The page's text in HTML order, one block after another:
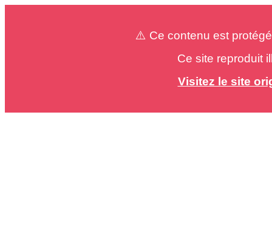
⚠️ Ce contenu est
Ce site reproduit
Visitez le site